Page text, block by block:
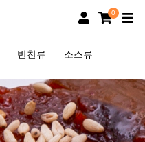
0
반찬류 소스류